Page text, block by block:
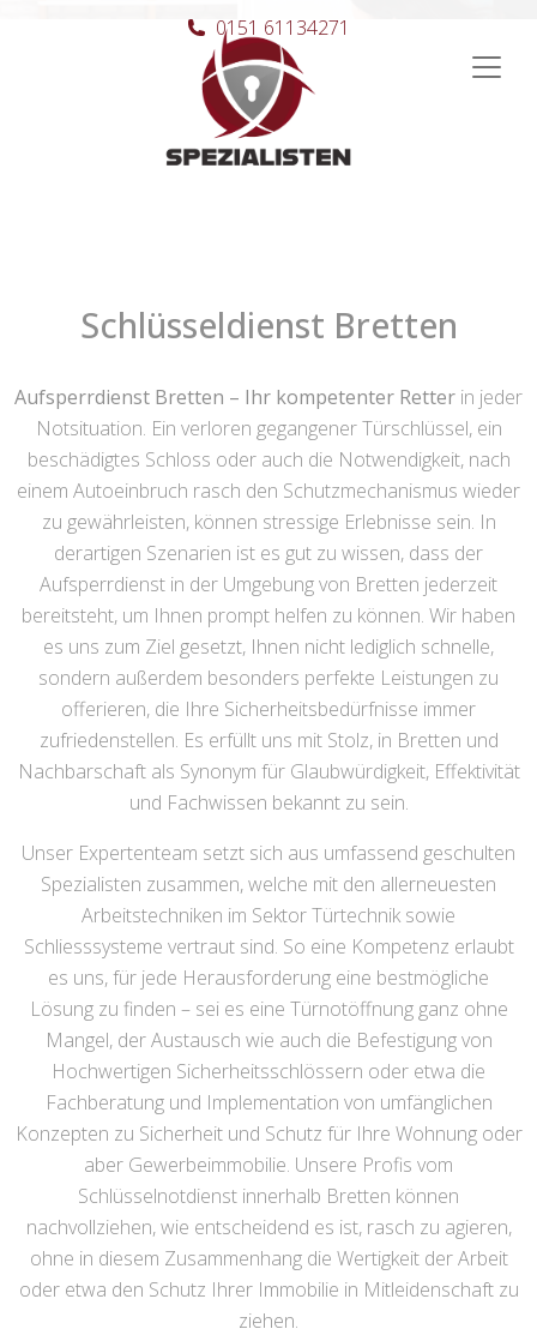
Hauptnavigation
0151 61134271
Schlüsseldienst Bretten
Aufsperrdienst Bretten – Ihr kompetenter Retter in jeder
Notsituation. Ein verloren gegangener Türschlüssel, ein
beschädigtes Schloss oder auch die Notwendigkeit, nach
einem Autoeinbruch rasch den Schutzmechanismus wieder
zu gewährleisten, können stressige Erlebnisse sein. In
derartigen Szenarien ist es gut zu wissen, dass der
Aufsperrdienst in der Umgebung von Bretten jederzeit
bereitsteht, um Ihnen prompt helfen zu können. Wir haben
es uns zum Ziel gesetzt, Ihnen nicht lediglich schnelle,
sondern außerdem besonders perfekte Leistungen zu
offerieren, die Ihre Sicherheitsbedürfnisse immer
zufriedenstellen. Es erfüllt uns mit Stolz, in Bretten und
Nachbarschaft als Synonym für Glaubwürdigkeit, Effektivität
und Fachwissen bekannt zu sein.
Unser Expertenteam setzt sich aus umfassend geschulten
Spezialisten zusammen, welche mit den allerneuesten
Arbeitstechniken im Sektor Türtechnik sowie
Schliesssysteme vertraut sind. So eine Kompetenz erlaubt
es uns, für jede Herausforderung eine bestmögliche
Lösung zu finden – sei es eine Türnotöffnung ganz ohne
Mangel, der Austausch wie auch die Befestigung von
Hochwertigen Sicherheitsschlössern oder etwa die
Fachberatung und Implementation von umfänglichen
Konzepten zu Sicherheit und Schutz für Ihre Wohnung oder
aber Gewerbeimmobilie. Unsere Profis vom
Schlüsselnotdienst innerhalb Bretten können
nachvollziehen, wie entscheidend es ist, rasch zu agieren,
ohne in diesem Zusammenhang die Wertigkeit der Arbeit
oder etwa den Schutz Ihrer Immobilie in Mitleidenschaft zu
ziehen.